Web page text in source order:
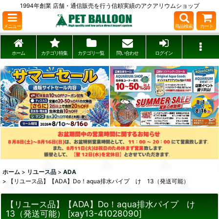
1994年創業 店舗・通信販売を行う信頼実績のアクアリウムショップ
メニュー 商品検索 カート
ホーム カテゴリ特集 カテゴリ一覧 問い合わせ ログイン
ホーム > リユース品 > ADA
>
【リユース品】【ADA】Do！aqua排水パイプ け 13（発送可能）
【リユース品】【ADA】Do！aqua排水パイプ け
13（発送可能）
[xay13-41028090]